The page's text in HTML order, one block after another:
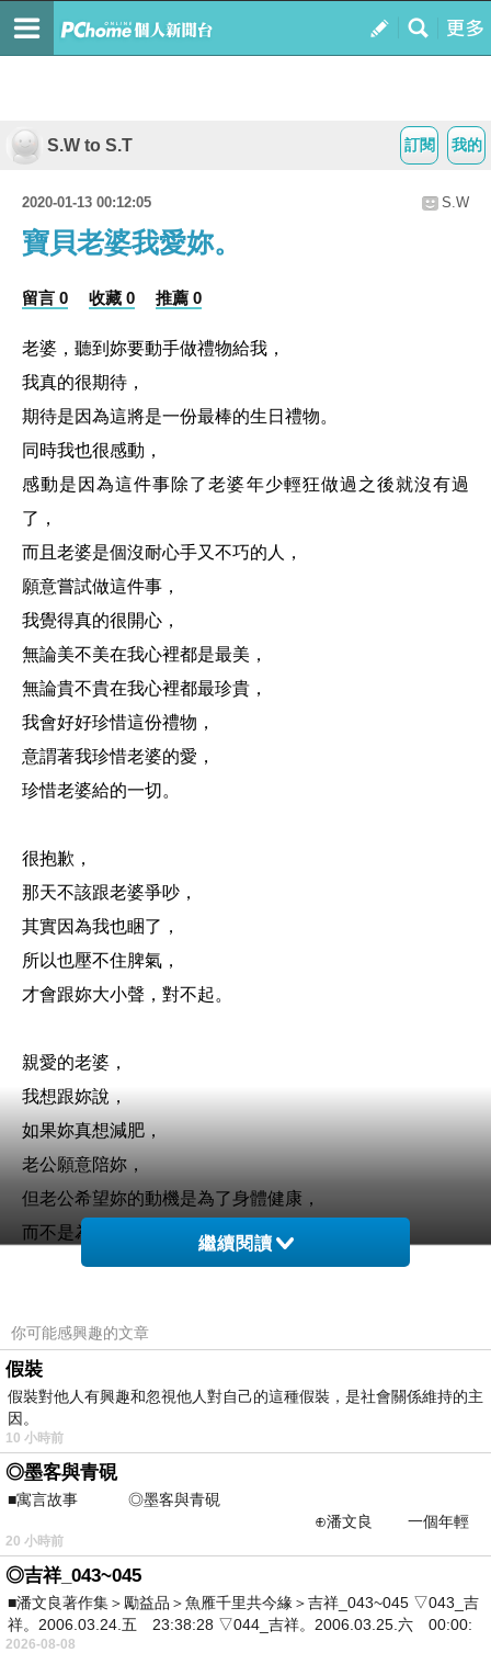
我的
訂閱
S.W to S.T
2020-01-13 00:12:05 S.W
寶貝老婆我愛妳。
留言 0 收藏 0 推薦 0
老婆，聽到妳要動手做禮物給我，
我真的很期待，
期待是因為這將是一份最棒的生日禮物。
同時我也很感動，
感動是因為這件事除了老婆年少輕狂做過之後就沒有過
了，
而且老婆是個沒耐心手又不巧的人，
願意嘗試做這件事，
我覺得真的很開心，
無論美不美在我心裡都是最美，
無論貴不貴在我心裡都最珍貴，
我會好好珍惜這份禮物，
意謂著我珍惜老婆的愛，
珍惜老婆給的一切。
很抱歉，
那天不該跟老婆爭吵，
其實因為我也睏了，
所以也壓不住脾氣，
才會跟妳大小聲，對不起。
親愛的老婆，
我想跟妳說，
如果妳真想減肥，
老公願意陪妳，
但老公希望妳的動機是為了身體健康，
而不是為了美美身材，
好嗎？
黏著我撒嬌，我覺得很可愛覺得很幸福。
老婆謝謝妳為這個家付出，
謝謝妳給我我想要的，
一開口過年沒飯吃，
老婆二話不說答應煮飯，
知道老公會感動，
而決定親手做禮物，
那天趴在沙發睡著，
老婆就跑來幫我按摩，
我的寶貝老婆，
繼續閱讀
你可能感興趣的文章
假裝
假裝對他人有興趣和忽視他人對自己的這種假裝，是社會關係維持的主
因。
10 小時前
◎墨客與青硯
■寓言故事 ◎墨客與青硯
⊕潘文良 一個年輕
的墨客，在京城的古玩肆裡
20 小時前
◎吉祥_043~045
■潘文良著作集＞勵益品＞魚雁千里共今緣＞吉祥_043~045 ▽043_吉
祥。2006.03.24.五 23:38:28 ▽044_吉祥。2006.03.25.六 00:00:
2026-08-08